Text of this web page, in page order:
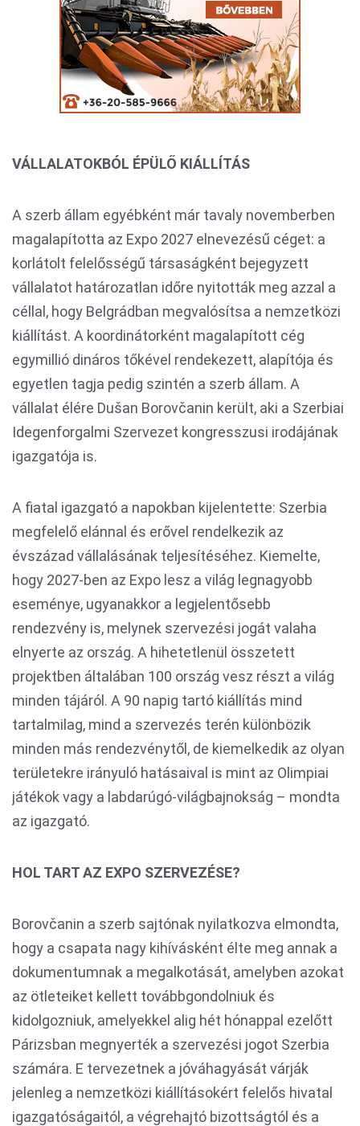
VÁLLALATOKBÓL ÉPÜLŐ KIÁLLÍTÁS
A szerb állam egyébként már tavaly novemberben
magalapította az Expo 2027 elnevezésű céget: a
korlátolt felelősségű társaságként bejegyzett
vállalatot határozatlan időre nyitották meg azzal a
céllal, hogy Belgrádban megvalósítsa a nemzetközi
kiállítást. A koordinátorként magalapított cég
egymillió dináros tőkével rendekezett, alapítója és
egyetlen tagja pedig szintén a szerb állam. A
vállalat élére Dušan Borovčanin került, aki a Szerbiai
Idegenforgalmi Szervezet kongresszusi irodájának
igazgatója is.
A fiatal igazgató a napokban kijelentette: Szerbia
megfelelő elánnal és erővel rendelkezik az
évszázad vállalásának teljesítéséhez. Kiemelte,
hogy 2027-ben az Expo lesz a világ legnagyobb
eseménye, ugyanakkor a legjelentősebb
rendezvény is, melynek szervezési jogát valaha
elnyerte az ország. A hihetetlenül összetett
projektben általában 100 ország vesz részt a világ
minden tájáról. A 90 napig tartó kiállítás mind
tartalmilag, mind a szervezés terén különbözik
minden más rendezvénytől, de kiemelkedik az olyan
területekre irányuló hatásaival is mint az Olimpiai
játékok vagy a labdarúgó-világbajnokság – mondta
az igazgató.
HOL TART AZ EXPO SZERVEZÉSE?
Borovčanin a szerb sajtónak nyilatkozva elmondta,
hogy a csapata nagy kihívásként élte meg annak a
dokumentumnak a megalkotását, amelyben azokat
az ötleteiket kellett továbbgondolniuk és
kidolgozniuk, amelyekkel alig hét hónappal ezelőtt
Párizsban megnyerték a szervezési jogot Szerbia
számára. E tervezetnek a jóváhagyását várják
jelenleg a nemzetközi kiállításokért felelős hivatal
igazgatóságaitól, a végrehajtó bizottságtól és a